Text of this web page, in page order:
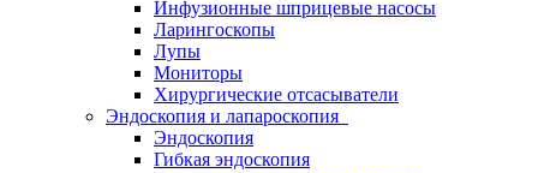
Инфузионные шприцевые насосы
Ларингоскопы
Лупы
Мониторы
Хирургические отсасыватели
Эндоскопия и лапароскопия
Эндоскопия
Гибкая эндоскопия